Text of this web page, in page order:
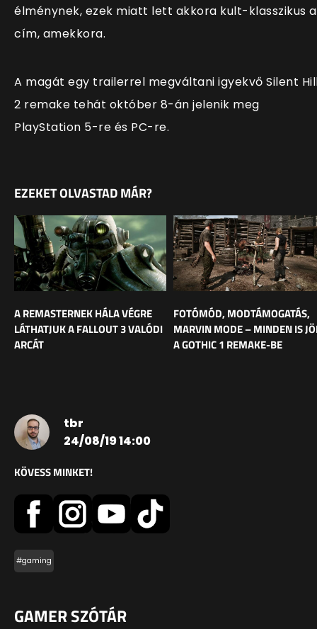
élménynek, ezek miatt lett akkora kult-klasszikus a
cím, amekkora.
A magát egy trailerrel megváltani igyekvő Silent
2 remake tehát október 8-án jelenik meg
PlayStation 5-re és PC-re.
EZEKET OLVASTAD MÁR?
A REMASTERNEK HÁLA VÉGRE
LÁTHATJUK A FALLOUT 3 VALÓDI
ARCÁT
FOTÓMÓD, MODTÁMOGATÁS,
MARVIN MODE – MINDEN IS
A GOTHIC 1 REMAKE-BE
tbr
24/08/19 14:00
KÖVESS MINKET!
#gaming
GAMER SZÓTÁR